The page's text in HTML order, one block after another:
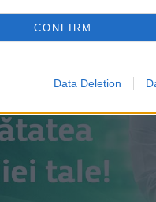
CONFIRM
Data Deletion